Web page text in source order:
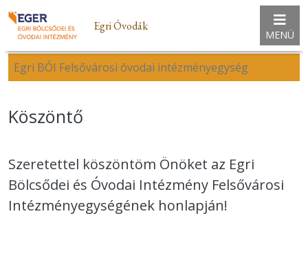
Egri Óvodák
MENÜ
Egri BÓI Felsővárosi óvodai intézményegység
Köszöntő
Szeretettel köszöntöm Önöket az Egri
Bölcsődei és Óvodai Intézmény Felsővárosi
Intézményegységének honlapján!